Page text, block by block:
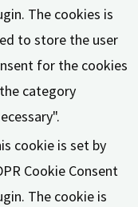
The cookies is
to store the user
for the cookies
category
cookie is set by
Cookie Consent
The cookie is